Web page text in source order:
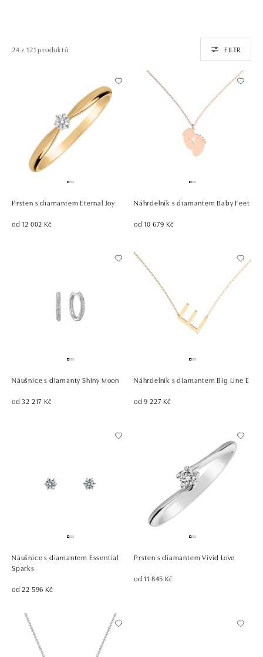
24 z 121 produktů FILTR
Prsten s diamantem Eternal Joy
od 12 002 Kč
Náhrdelník s diamantem Baby Feet
od 10 679 Kč
Náušnice s diamanty Shiny Moon
od 32 217 Kč
Náhrdelník s diamantem Big Line E
od 9 227 Kč
Náušnice s diamantem Essential
Sparks
od 22 596 Kč
Prsten s diamantem Vivid Love
od 11 845 Kč